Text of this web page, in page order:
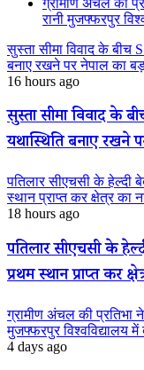
रानी मुजफ्फरपुर
सुस्ता सीमा विवाद के
बनाए रखने पर नेपाल का
16 hours ago
सुस्ता सीमा विवाद के
यथास्थिति बनाए रखने
पतिलार सीएचसी के हेल्दी
स्थान प्राप्त कर क्षेत्र का
18 hours ago
पतिलार सीएचसी के
प्रथम स्थान प्राप्त कर
ग्रामीण अंचल की प्रतिभा ने
मुजफ्फरपुर विश्वविद्यालय
4 days ago